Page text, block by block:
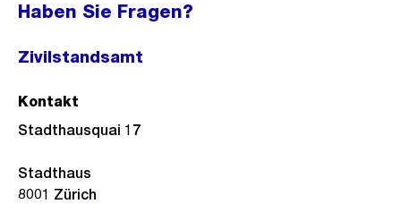
Haben Sie Fragen?
Zivilstandsamt
Kontakt
Stadthausquai 17
Stadthaus
8001 Zürich